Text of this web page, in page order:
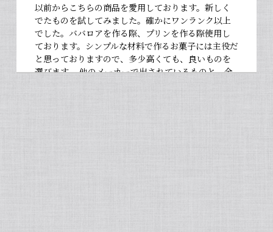
以前からこちらの商品を愛用しております。新しく
でたものを試してみました。確かにワンランク以上
でした。ババロアを作る際、プリンを作る際使用し
ております。シンプルな材料で作るお菓子には主役だ
と思っておりますので、多少高くても、良いものを
選びます。 他のメーカーで出されているものと、全